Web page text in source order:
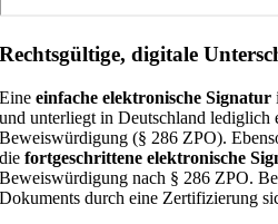
Rechtsgültige, digitale
Eineeinfache elektronische Signatur
und unterliegt in Deutschland lediglich
Beweiswürdigung (§ 286 ZPO).
diefortgeschrittene elektronische
Beweiswürdigung nach § 286 ZPO.
Dokuments durch eine Zertifizierung